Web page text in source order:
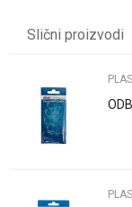
Težina specifikacija
Poruka
Slični proizvodi